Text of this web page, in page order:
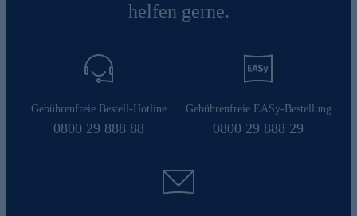
helfen gerne.
Gebührenfreie Bestell-Hotline
0800 29 888 88
Gebührenfreie EASy-Bestellung
0800 29 888 29